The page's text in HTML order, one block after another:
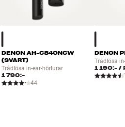
DENON AH-C840NCW
(SVART)
Trådlösa in-ear-hörlurar
1 790:-
44
DENON
Trådlösa
1 190:- /